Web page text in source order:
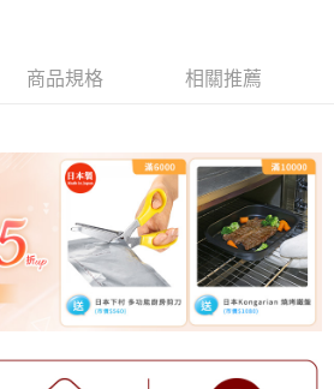
商品規格 相關推薦